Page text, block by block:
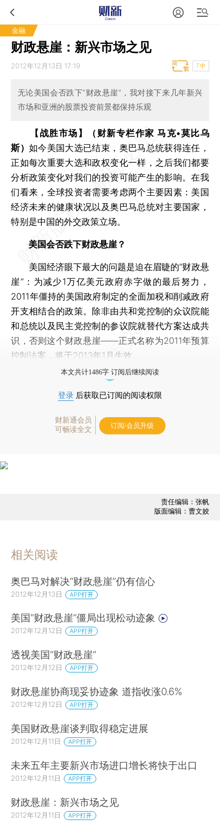
金融
财政悬崖：新兴市场之见
2012年12月13日 17:19 T中
无论美国会否跌下“财政悬崖”，我对接下来几年新兴
市场和亚洲的股票投资前景都保持乐观
【战胜市场】（财新专栏作家 马克•莫比乌
斯）如今美国大选已结束，奥巴马总统获得连任，
正如每次重要大选和政权变化一样，之后我们都要
分析政策变化对我们的投资可能产生的影响。在我
们看来，全球投资者需要考虑两个主要因素：美国
经济未来的健康状况以及奥巴马总统对主要国家，
特别是中国的外交政策立场。
美国会否跌下财政悬崖？
美国经济眼下最大的问题是迫在眉睫的“财政悬
崖”：为减少1万亿美元政府赤字做的最后努力，
2011年僵持的美国政府制定的全面加税和削减政府
开支相结合的政策。除非由共和党控制的众议院能
和总统以及民主党控制的参议院就替代方案达成共
识，否则这个财政悬崖——正式名称为2011年预算
控制法案，将于2013年1月生效。
本文共计1486字 订阅后继续阅读
登录 后获取已订阅的阅读权限
财新通会员
可畅读全文
订阅/会员升级
责任编辑：张帆
版面编辑：曹文姣
相关阅读
奥巴马对解决“财政悬崖”仍有信心
2012年12月13日 APP打开
美国“财政悬崖”僵局出现松动迹象
2012年12月12日 APP打开
透视美国“财政悬崖”
2012年12月12日 APP打开
财政悬崖协商现妥协迹象 道指收涨0.6%
2012年12月12日 APP打开
美国财政悬崖谈判取得稳定进展
2012年12月11日 APP打开
未来五年主要新兴市场进口增长将快于出口
2012年12月11日 APP打开
财政悬崖：新兴市场之见
2012年12月11日 APP打开